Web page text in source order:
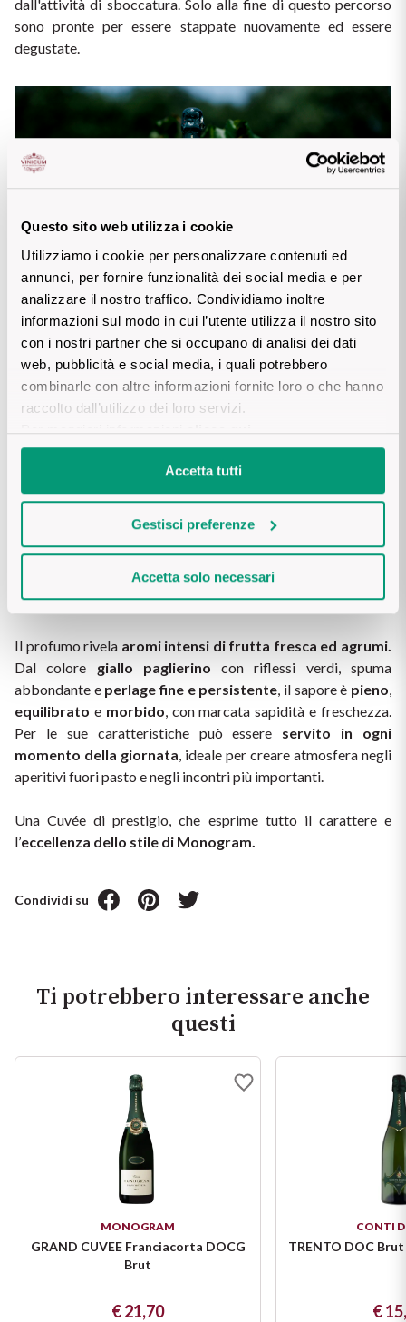
Questo sito web utilizza i cookie
Utilizziamo i cookie per personalizzare contenuti ed
annunci, per fornire funzionalità dei social media e per
analizzare il nostro traffico. Condividiamo inoltre
informazioni sul modo in cui l’utente utilizza il nostro sito
con i nostri partner che si occupano di analisi dei dati
web, pubblicità e social media, i quali potrebbero
combinarle con altre informazioni fornite loro o che hanno
raccolto dall’utilizzo dei loro servizi.
Per maggiori informazioniclicca qui.
Accetta tutti
Gestisci preferenze
Accetta solo necessari
dall'attività di sboccatura. Solo alla fine di questo percorso
sono pronte per essere stappate nuovamente ed essere
degustate.
Il nostro consiglio
Degusta i sapori di BLANC DE BLANCS - Franciacorta
vengono raccolte manualmente
cassette e subito sottoposte ad una pressatura soffice; la
controllata (14-16°C); nella primavera successiva alla
spumantizzazione in bottiglia secondo il Metodo
Classico.
Il profumo rivela aromi intensi di frutta fresca ed agrumi.
Dal colore giallo paglierino con riflessi verdi, spuma
abbondante e perlage fine e persistente , il sapore è pieno
equilibrato e morbido , con marcata sapidità e freschezza.
Per le sue caratteristiche può essere servito in ogni
momento della giornata , ideale per creare atmosfera negli
aperitivi fuori pasto e negli incontri più importanti.
Una Cuvée di prestigio, che esprime tutto il carattere e
l’eccellenza dello stile di Monogram.
Condividi su
Ti potrebbero interessare anche
questi
MONOGRAM
GRAND CUVEE Franciacorta DOCG
Brut
€ 21,70
CONTI
TRENTO DOC
€